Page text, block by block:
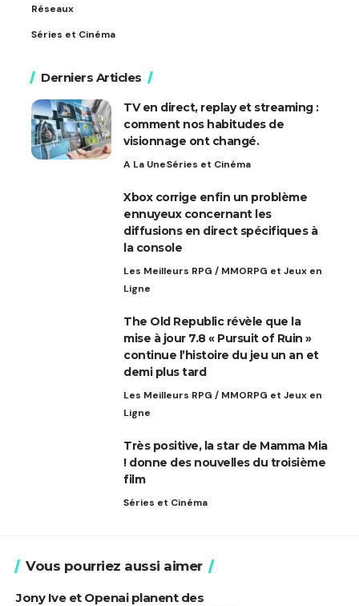
Réseaux
Séries et Cinéma
Derniers Articles
TV en direct, replay et streaming :
comment nos habitudes de
visionnage ont changé.
A La UneSéries et Cinéma
Xbox corrige enfin un problème
ennuyeux concernant les
diffusions en direct spécifiques à
la console
Les Meilleurs RPG / MMORPG et Jeux en
Ligne
The Old Republic révèle que la
mise à jour 7.8 « Pursuit of Ruin »
continue l’histoire du jeu un an et
demi plus tard
Les Meilleurs RPG / MMORPG et Jeux en
Ligne
Très positive, la star de Mamma Mia
! donne des nouvelles du troisième
film
Séries et Cinéma
Vous pourriez aussi aimer
Jony Ive et Openai planent des